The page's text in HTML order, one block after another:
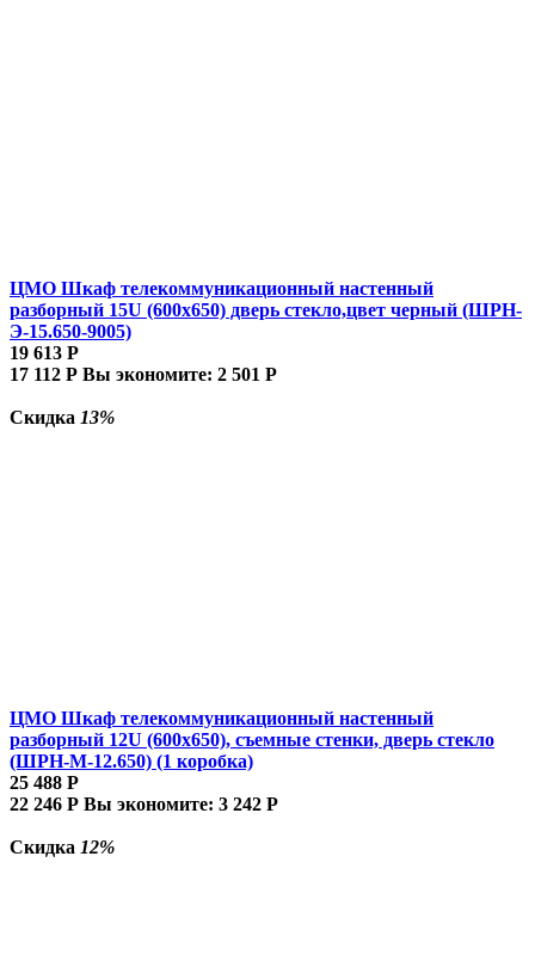
ЦМО Шкаф телекоммуникационный настенный
разборный 15U (600х650) дверь стекло,цвет черный (ШРН-
Э-15.650-9005)
19 613 Р
17 112 Р Вы экономите: 2 501 Р
Скидка 13%
ЦМО Шкаф телекоммуникационный настенный
разборный 12U (600х650), съемные стенки, дверь стекло
(ШРН-М-12.650) (1 коробка)
25 488 Р
22 246 Р Вы экономите: 3 242 Р
Скидка 12%